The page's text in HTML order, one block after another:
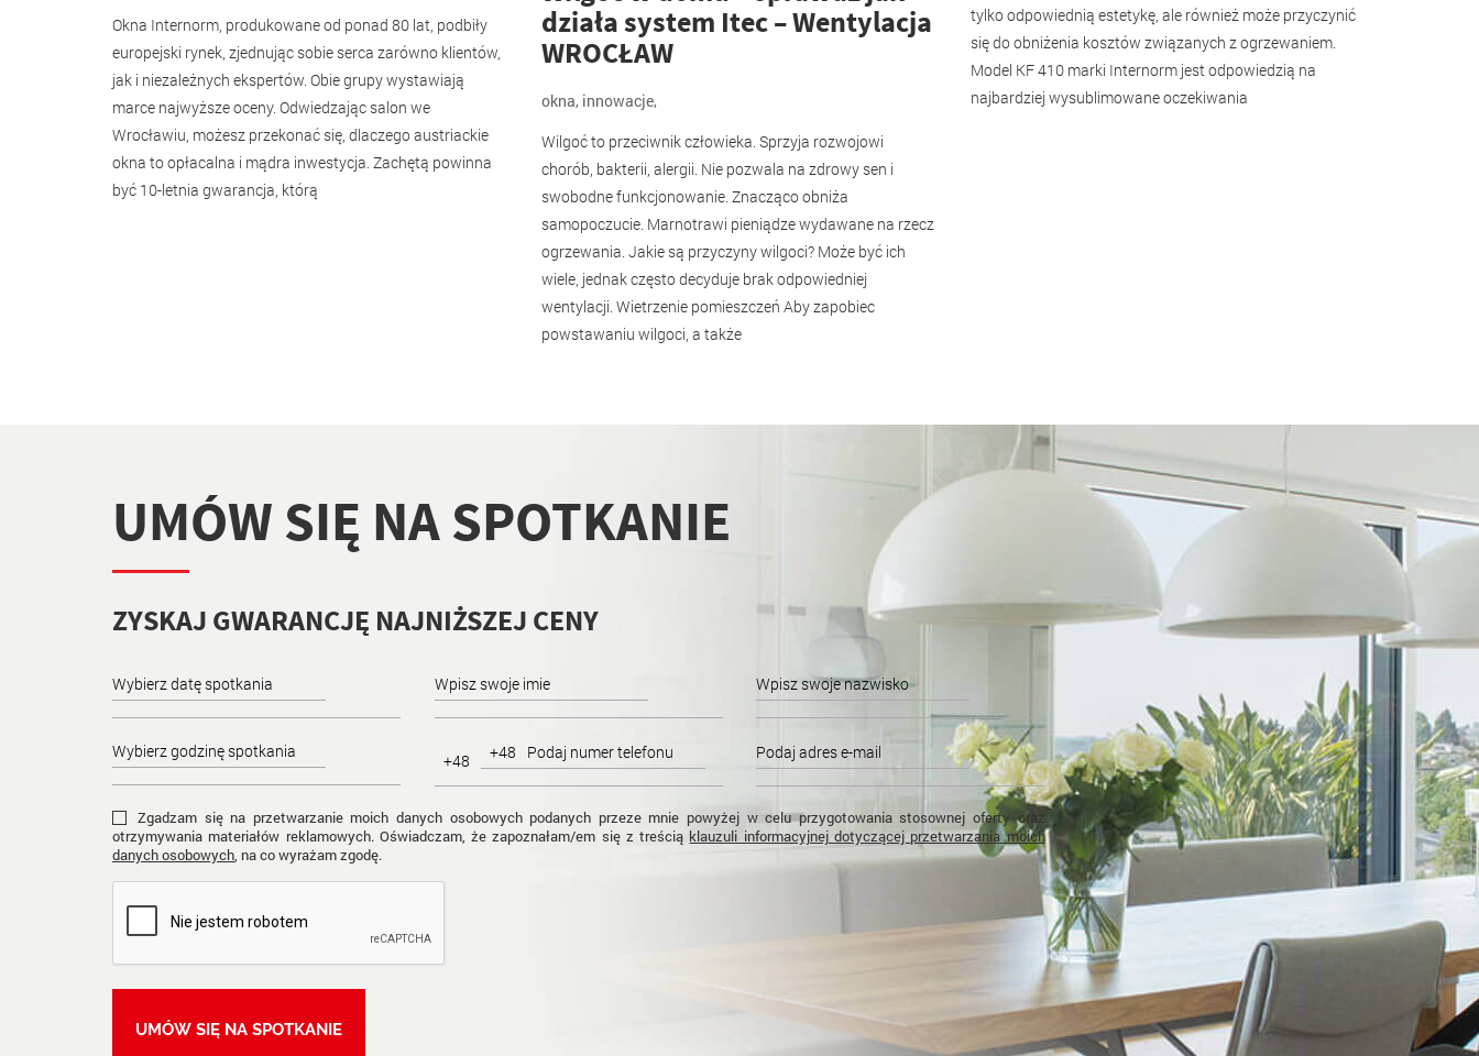
Okna Internorm, produkowane od ponad 80 lat, podbiły
europejski rynek, zjednując sobie serca zarówno klientów,
jak i niezależnych ekspertów. Obie grupy wystawiają
marce najwyższe oceny. Odwiedzając salon we
Wrocławiu, możesz przekonać się, dlaczego austriackie
okna to opłacalna i mądra inwestycja. Zachętą powinna
być 10-letnia gwarancja, którą
działa system Itec – Wentylacja
WROCŁAW
okna, innowacje,
Wilgoć to przeciwnik człowieka. Sprzyja rozwojowi
chorób, bakterii, alergii. Nie pozwala na zdrowy sen i
swobodne funkcjonowanie. Znacząco obniża
samopoczucie. Marnotrawi pieniądze wydawane na rzecz
ogrzewania. Jakie są przyczyny wilgoci? Może być ich
wiele, jednak często decyduje brak odpowiedniej
wentylacji. Wietrzenie pomieszczeń Aby zapobiec
powstawaniu wilgoci, a także
tylko odpowiednią estetykę, ale również może przyczynić
się do obniżenia kosztów związanych z ogrzewaniem.
Model KF 410 marki Internorm jest odpowiedzią na
najbardziej wysublimowane oczekiwania
UMÓW SIĘ NA SPOTKANIE
ZYSKAJ GWARANCJĘ NAJNIŻSZEJ CENY
+48 +48
Zgadzam się na przetwarzanie moich danych osobowych podanych przeze mnie powyżej w celu przygotowania stosownej oferty oraz
otrzymywania materiałów reklamowych. Oświadczam, że zapoznałam/em się z treścią klauzuli informacyjnej dotyczącej przetwarzania moich
danych osobowych, na co wyrażam zgodę.